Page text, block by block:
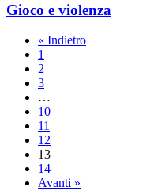
Gioco e violenza
« Indietro
1
2
3
…
10
11
12
13
14
Avanti »